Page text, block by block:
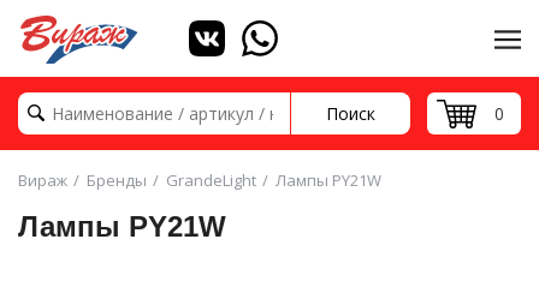
Поиск 0
Вираж Бренды GrandeLight Лампы PY21W
Лампы PY21W